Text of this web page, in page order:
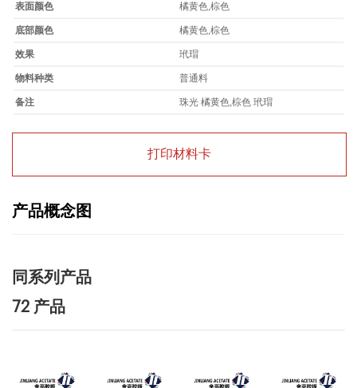
表面颜色 橘黄色,棕色
底部颜色 橘黄色,棕色
效果 玳瑁
物料种类 普通料
备注 珠光 橘黄色,棕色 玳瑁
打印材料卡
产品概念图
同系列产品
72 产品